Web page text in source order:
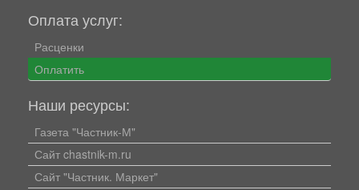
Оплата услуг:
Расценки
Оплатить
Наши ресурсы:
Газета "Частник-М"
Сайт chastnik-m.ru
Сайт "Частник. Маркет"